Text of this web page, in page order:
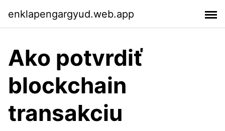
enklapengargyud.web.app
Ako potvrdiť
blockchain
transakciu